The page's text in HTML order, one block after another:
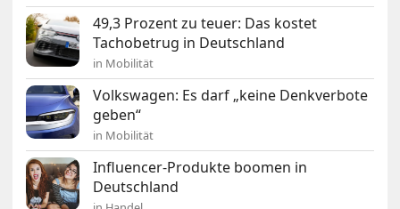
49,3 Prozent zu teuer: Das kostet
Tachobetrug in Deutschland
in Mobilität
Volkswagen: Es darf „keine Denkverbote
geben“
in Mobilität
Influencer-Produkte boomen in
Deutschland